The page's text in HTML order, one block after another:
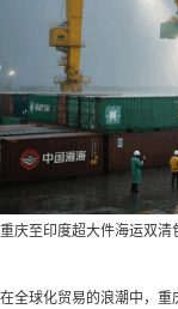
重庆至印度超大件海运双
在全球化贸易的浪潮中，